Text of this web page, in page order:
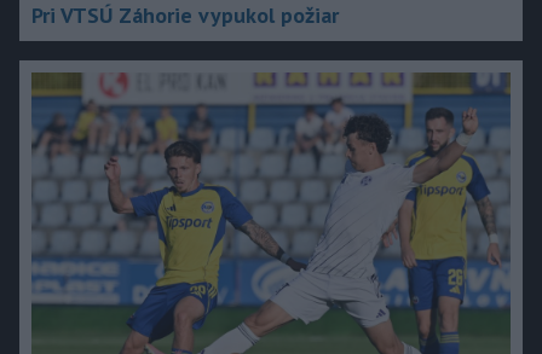
Pri VTSÚ Záhorie vypukol požiar